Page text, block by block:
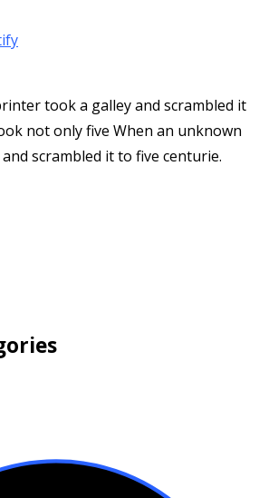
took a galley and scrambled it
not only five When an unknown
scrambled it to five centurie.